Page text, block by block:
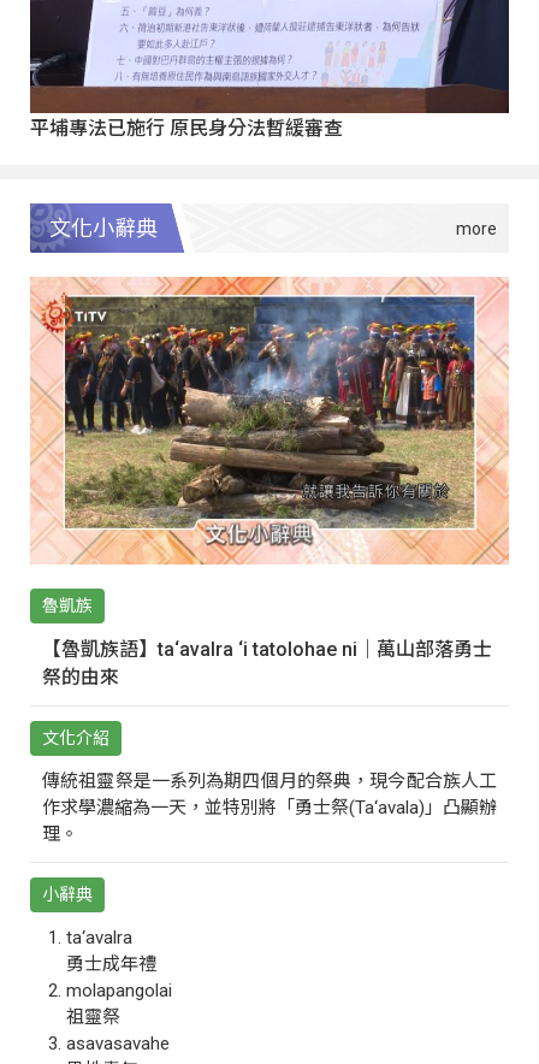
平埔專法已施行 原民身分法暫緩審查
文化小辭典
魯凱族
【魯凱族語】ta‘avalra ‘i tatolohae ni｜萬山部落勇士
祭的由來
文化介紹
傳統祖靈祭是一系列為期四個月的祭典，現今配合族人工
作求學濃縮為一天，並特別將「勇士祭(Ta‘avala)」凸顯辦
理。
小辭典
ta‘avalra
勇士成年禮
molapangolai
祖靈祭
asavasavahe